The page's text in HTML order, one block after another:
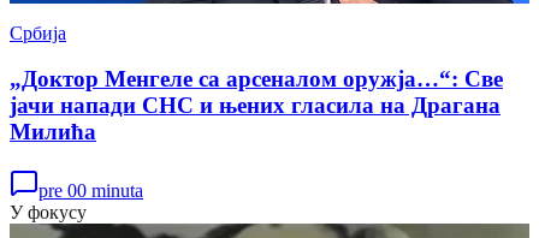
Србија
„Доктор Менгеле са арсеналом оружја…“: Све
јачи напади СНС и њених гласила на Драгана
Милића
pre 00 minuta
У фокусу